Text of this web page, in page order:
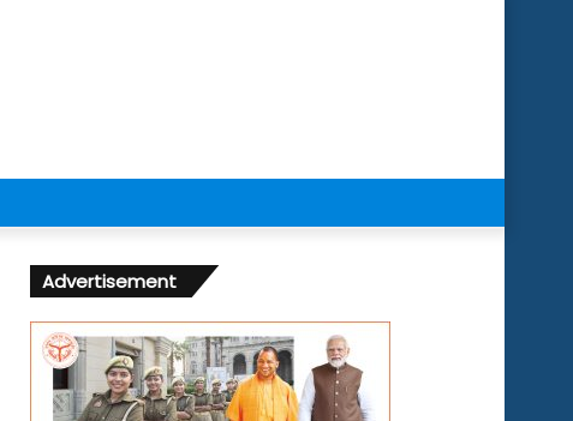
Advertisement